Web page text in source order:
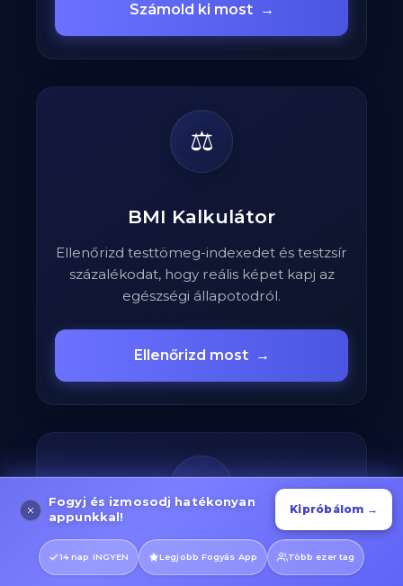
Számold ki most →
⚖️
BMI Kalkulátor
Ellenőrizd testtömeg-indexedet és testzsír
százalékodat, hogy reális képet kapj az
egészségi állapotodról.
Ellenőrizd most →
🔥
Kalóriaégetés Kalkulátor
Fogyj és izmosodj hatékonyan
appunkkal!
Kipróbálom →
14 nap INGYEN Legjobb Fogyás App Több ezer tag